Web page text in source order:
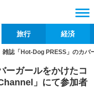
旅行 経済
雑誌「Hot-Dog PRESS」のカバ
ーガールをかけたコ
」にて参加者